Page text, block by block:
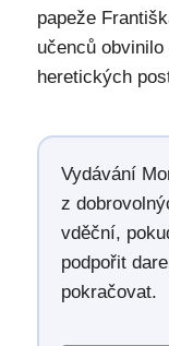
papeže
učenců
heretických
Vydávání
z
vděční,
podpořit
pokračovat.